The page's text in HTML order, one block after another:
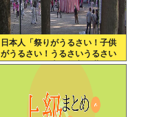
日本人「祭りがうるさい！子供
がうるさい！うるさいうるさい
うるさい！日本を無音の世界に